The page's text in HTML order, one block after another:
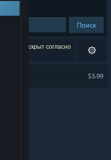
Поиск
продукт скрыт согласно
$3.99